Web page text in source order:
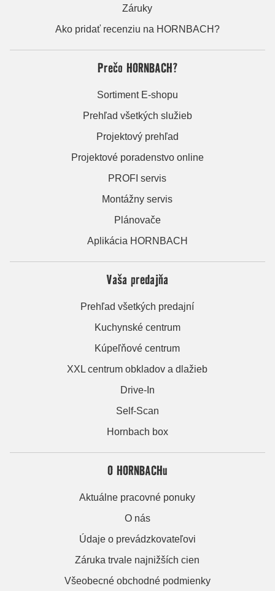
Záruky
Ako pridať recenziu na HORNBACH?
Prečo HORNBACH?
Sortiment E-shopu
Prehľad všetkých služieb
Projektový prehľad
Projektové poradenstvo online
PROFI servis
Montážny servis
Plánovače
Aplikácia HORNBACH
Vaša predajňa
Prehľad všetkých predajní
Kuchynské centrum
Kúpeľňové centrum
XXL centrum obkladov a dlažieb
Drive-In
Self-Scan
Hornbach box
O HORNBACHu
Aktuálne pracovné ponuky
O nás
Údaje o prevádzkovateľovi
Záruka trvale najnižších cien
Všeobecné obchodné podmienky